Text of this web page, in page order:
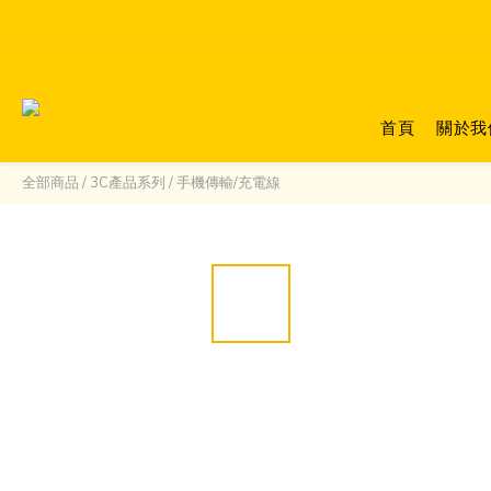
首頁 關於
全部商品 / 3C產品系列 /手機傳輸/充電線